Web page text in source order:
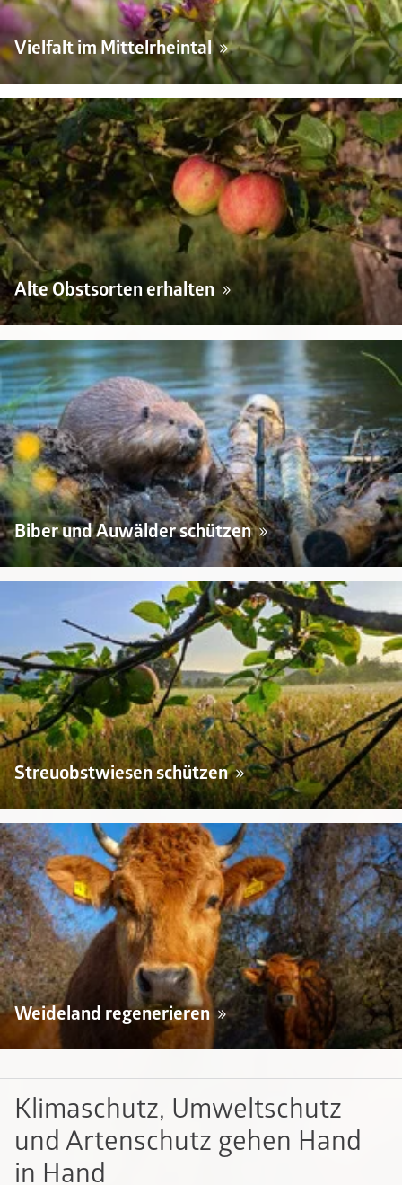
Vielfalt im Mittelrheintal
Alte Obstsorten erhalten
Biber und Auwälder schützen
Streuobstwiesen schützen
Weideland regenerieren
Klimaschutz, Umweltschutz
und Artenschutz gehen Hand
in Hand